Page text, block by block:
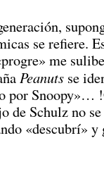
se refiere.
me
Peanuts se
por Snoopy»…
de Schulz no
«descubrí» y